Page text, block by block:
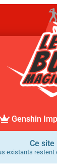
Genshin
Ce site
existants restent